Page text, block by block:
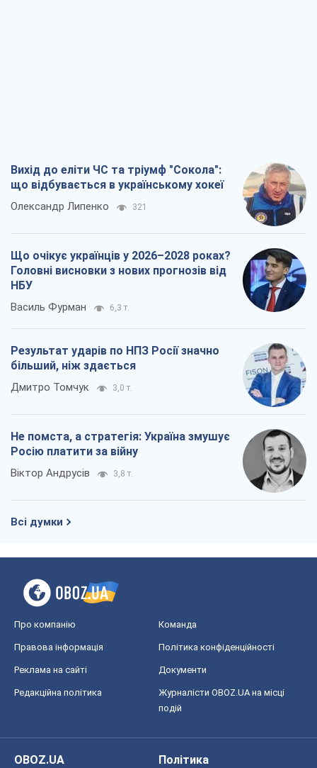
Вихід до еліти ЧС та тріумф "Сокола":
що відбувається в українському хокеї
Олександр Липенко 321
Що очікує українців у 2026–2028 роках?
Головні висновки з нових прогнозів від
НБУ
Василь Фурман 6,3 т.
Результат ударів по НПЗ Росії значно
більший, ніж здається
Дмитро Томчук 3,0 т.
Не помста, а стратегія: Україна змушує
Росію платити за війну
Віктор Андрусів 3,8 т.
Всі думки
Про компанію Команда
Правова інформація Політика конфіденційності
Реклама на сайті Документи
Редакційна політика
Журналісти OBOZ.UA на місці
подій
OBOZ.UA
Політика